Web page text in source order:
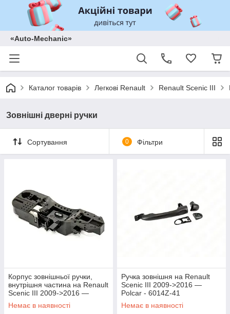
«Auto-Mechanic»
Каталог товарів Легкові Renault Renault Scenic III
Зовнішні дверні ручки
Сортування 0 Фільтри
Корпус зовнішньої ручки,
внутрішня частина на Renault
Scenic III 2009->2016 —
Renault (Оригінал) -
806060042R
Немає в наявності
Ручка зовнішня на Renault
Scenic III 2009->2016 —
Polcar - 6014Z-41
Немає в наявності